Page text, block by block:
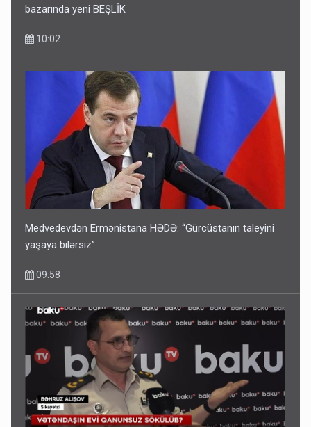
bazarında yeni BEŞLİK
10:02
Medvedevdən Ermənistana HƏDƏ: “Gürcüstanın taleyini
yaşaya bilərsiz”
09:58